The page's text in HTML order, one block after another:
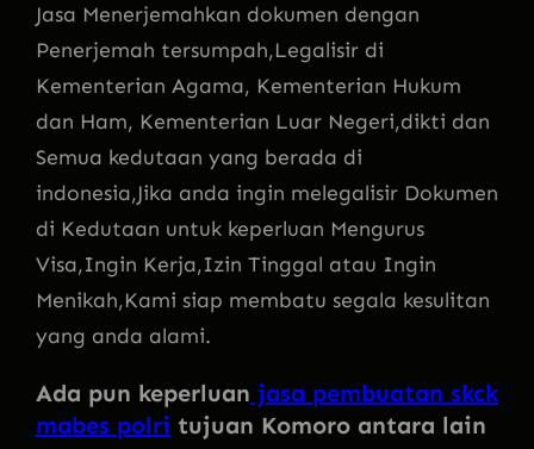
Jasa Menerjemahkan dokumen dengan
Penerjemah tersumpah,Legalisir di
Kementerian Agama, Kementerian Hukum
dan Ham, Kementerian Luar Negeri,dikti dan
Semua kedutaan yang berada di
indonesia,Jika anda ingin melegalisir Dokumen
di Kedutaan untuk keperluan Mengurus
Visa,Ingin Kerja,Izin Tinggal atau Ingin
Menikah,Kami siap membatu segala kesulitan
yang anda alami.
Ada pun keperluan jasa pembuatan skck
mabes polri tujuan Komoro antara lain